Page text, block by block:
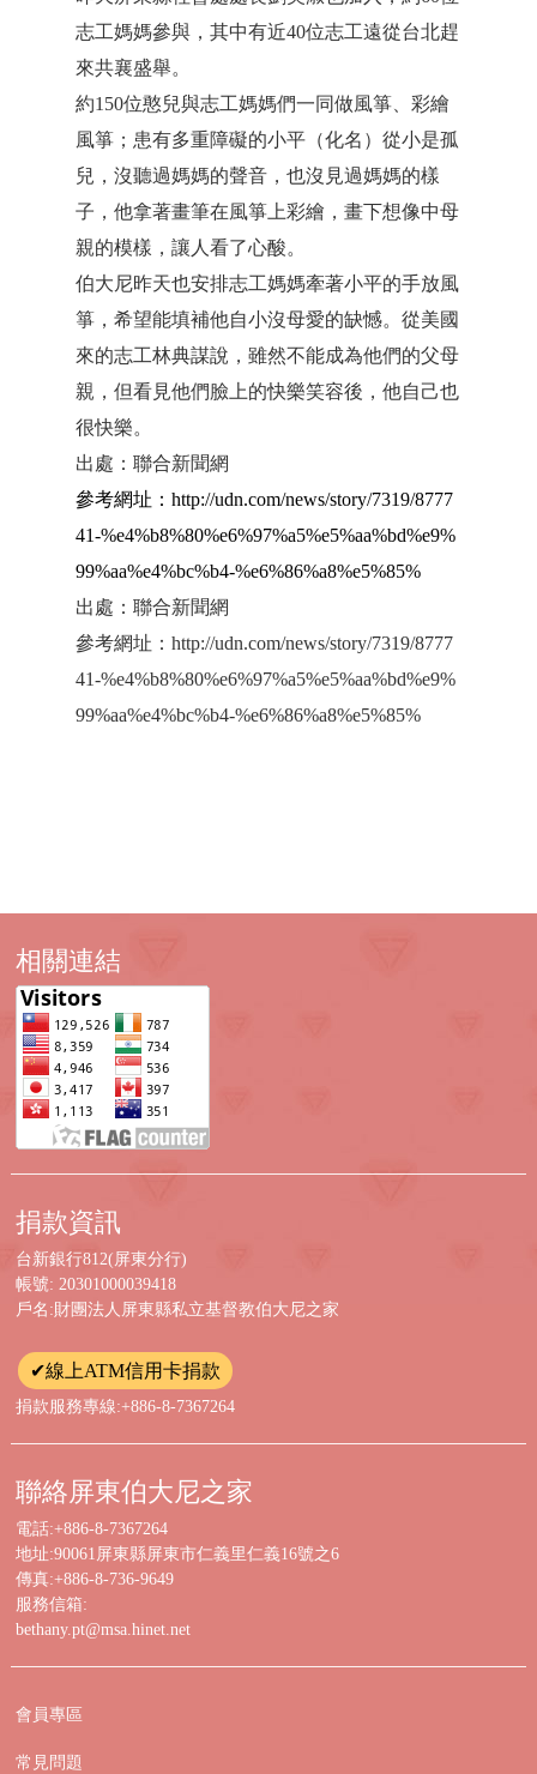
志工媽媽參與，其中有近40位志工遠從台北趕
來共襄盛舉。
約150位憨兒與志工媽媽們一同做風箏、彩繪
風箏；患有多重障礙的小平（化名）從小是孤
兒，沒聽過媽媽的聲音，也沒見過媽媽的樣
子，他拿著畫筆在風箏上彩繪，畫下想像中母
親的模樣，讓人看了心酸。
伯大尼昨天也安排志工媽媽牽著小平的手放風
箏，希望能填補他自小沒母愛的缺憾。從美國
來的志工林典謀說，雖然不能成為他們的父母
親，但看見他們臉上的快樂笑容後，他自己也
很快樂。
出處：聯合新聞網
參考網址：http://udn.com/news/story/7319/8777
41-%e4%b8%80%e6%97%a5%e5%aa%bd%e9%
99%aa%e4%bc%b4-%e6%86%a8%e5%85%
出處：聯合新聞網
參考網址：http://udn.com/news/story/7319/8777
41-%e4%b8%80%e6%97%a5%e5%aa%bd%e9%
99%aa%e4%bc%b4-%e6%86%a8%e5%85%
相關連結
捐款資訊
台新銀行812(屏東分行)
帳號: 20301000039418
戶名:財團法人屏東縣私立基督教伯大尼之家
✔線上ATM信用卡捐款
捐款服務專線:+886-8-7367264
聯絡屏東伯大尼之家
電話:+886-8-7367264
地址:90061屏東縣屏東市仁義里仁義16號之6
傳真:+886-8-736-9649
服務信箱:
bethany.pt@msa.hinet.net
會員專區
常見問題